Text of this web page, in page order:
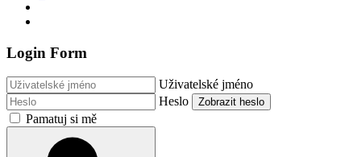
Login Form
Uživatelské jméno
Heslo
Zobrazit heslo
Pamatuj si mě